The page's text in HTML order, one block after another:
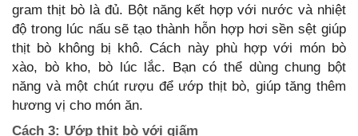
gram thịt bò là đủ. Bột năng kết hợp với nước và nhiệt
độ trong lúc nấu sẽ tạo thành hỗn hợp hơi sền sệt giúp
thịt bò không bị khô. Cách này phù hợp với món bò
xào, bò kho, bò lúc lắc. Bạn có thể dùng chung bột
năng và một chút rượu để ướp thịt bò, giúp tăng thêm
hương vị cho món ăn.
Cách 3: Ướp thịt bò với giấm